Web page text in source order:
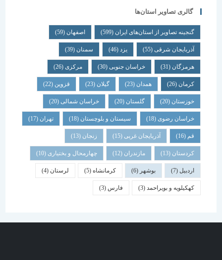
گالری تصاویر استان‌ها
گنجینه تصاویر از استان‌های ایران(599) اصفهان (59)
آذربایجان شرقی(55) یزد سمنان (39)
هرمزگان(31) خراسان جنوبی(30) مرکزی (26)
همدان گیلان قزوین
خوزستان(20) گلستان (20) خراسان شمالی(20)
خراسان رضوی(18) سیستان و بلوچستان(18) تهران
آذربایجان غربی(15) زنجان
کردستان(13) مازندران(12) چهارمحال و بختیاری (10)
بوشهر کرمانشاه(5) لرستان (4)
کهکیلویه و بویراحمد(3) فارس